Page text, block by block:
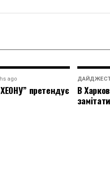
ago
претендує
В